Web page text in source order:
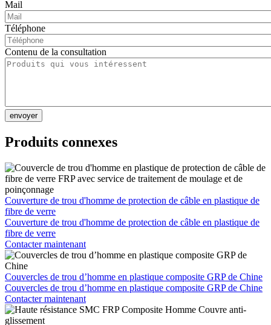
Mail
Téléphone
Contenu de la consultation
envoyer
Produits connexes
Couverture de trou d'homme de protection de câble en plastique de
fibre de verre
Couverture de trou d'homme de protection de câble en plastique de
fibre de verre
Contacter maintenant
Couvercles de trou d’homme en plastique composite GRP de Chine
Couvercles de trou d’homme en plastique composite GRP de Chine
Contacter maintenant